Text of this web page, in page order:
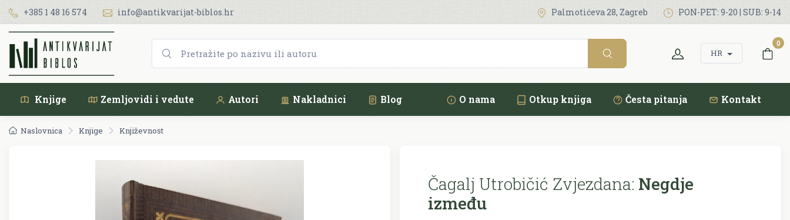
+385 1 48 16 574 info@antikvarijat-biblos.hr Palmotićeva 28, Zagreb PON-PET: 9-20 | SUB: 9-14
HR
0
Knjige Zemljovidi i vedute Autori Nakladnici Blog O nama Otkup knjiga Česta pitanja Kontakt
Naslovnica Knjige Književnost
Čagalj Utrobičić Zvjezdana: Negdje
između